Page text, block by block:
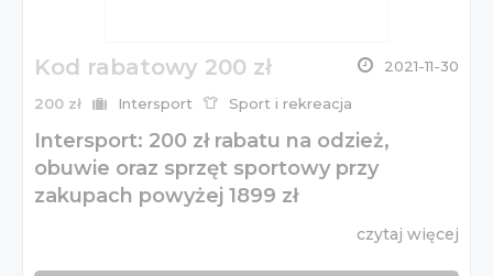
Kod rabatowy 200 zł 2021-11-30
200 zł Intersport Sport i rekreacja
Intersport: 200 zł rabatu na odzież,
obuwie oraz sprzęt sportowy przy
zakupach powyżej 1899 zł
czytaj więcej